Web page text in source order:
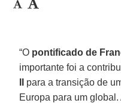
“O pontificado de
importante foi a
para a transição de
Europa para um